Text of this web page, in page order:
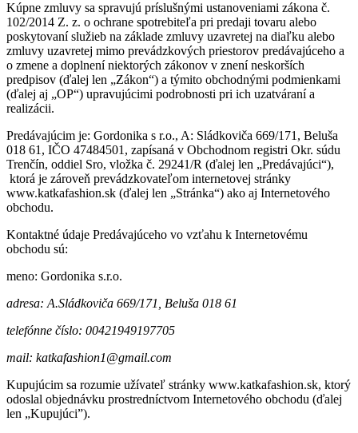
Kúpne zmluvy sa spravujú príslušnými ustanoveniami zákona č.
102/2014 Z. z. o ochrane spotrebiteľa pri predaji tovaru alebo
poskytovaní služieb na základe zmluvy uzavretej na diaľku alebo
zmluvy uzavretej mimo prevádzkových priestorov predávajúceho a
o zmene a doplnení niektorých zákonov v znení neskorších
predpisov (ďalej len „Zákon“) a týmito obchodnými podmienkami
(ďalej aj „OP“) upravujúcimi podrobnosti pri ich uzatváraní a
realizácii.
Predávajúcim je: Gordonika s r.o., A: Sládkoviča 669/171, Beluša
018 61, IČO 47484501, zapísaná v Obchodnom registri Okr. súdu
Trenčín, oddiel Sro, vložka č. 29241/R (ďalej len „Predávajúci“),
ktorá je zároveň prevádzkovateľom internetovej stránky
www.katkafashion.sk (ďalej len „Stránka“) ako aj Internetového
obchodu.
Kontaktné údaje Predávajúceho vo vzťahu k Internetovému
obchodu sú:
meno: Gordonika s.r.o.
adresa: A.Sládkoviča 669/171, Beluša 018 61
telefónne číslo: 00421949197705
mail: katkafashion1@gmail.com
Kupujúcim sa rozumie užívateľ stránky www.katkafashion.sk, ktorý
odoslal objednávku prostredníctvom Internetového obchodu (ďalej
len „Kupujúci”).